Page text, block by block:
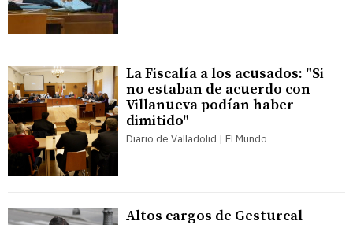
La Fiscalía a los acusados: "Si
no estaban de acuerdo con
Villanueva podían haber
dimitido"
Diario de Valladolid | El Mundo
Altos cargos de Gesturcal